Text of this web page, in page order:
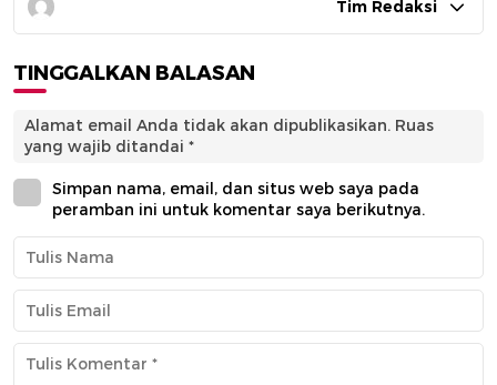
Tim Redaksi
TINGGALKAN BALASAN
Alamat email Anda tidak akan dipublikasikan. Ruas
yang wajib ditandai *
Simpan nama, email, dan situs web saya pada
peramban ini untuk komentar saya berikutnya.